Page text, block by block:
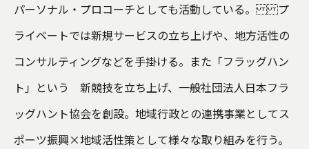
パーソナル・プロコーチとしても活動している。 プ
ライベートでは新規サービスの立ち上げや、地方活性の
コンサルティングなどを手掛ける。また「フラッグハン
ト」という 新競技を立ち上げ、一般社団法人日本フラ
ッグハント協会を創設。地域行政との連携事業としてス
ポーツ振興×地域活性策として様々な取り組みを行う。